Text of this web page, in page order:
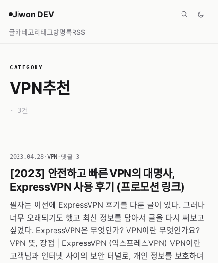
Jiwon DEV
글카테고리태그방명록RSS
CATEGORY
VPN추천
· 3건
2023.04.28 ·VPN · 댓글 3
[2023] 안전하고 빠른 VPN의 대명사,
ExpressVPN 사용 후기 (프로모션 링크)
필자는 이전에 ExpressVPN 후기를 다룬 글이 있다. 그러나
너무 오래되기도 했고 최신 정보를 담아서 글을 다시 써보고
싶었다. ExpressVPN은 무엇인가? VPN이란 무엇인가요?
VPN 뜻, 장점 | ExpressVPN (익스프레스VPN) VPN이란
고객님과 인터넷 사이의 보안 터널로, 개인 정보를 보호하며